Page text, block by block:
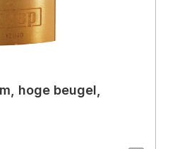
hoge beugel,